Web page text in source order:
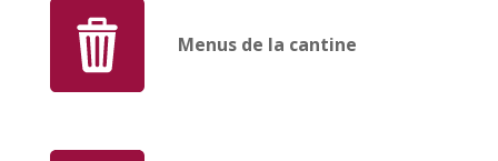
Menus de la cantine